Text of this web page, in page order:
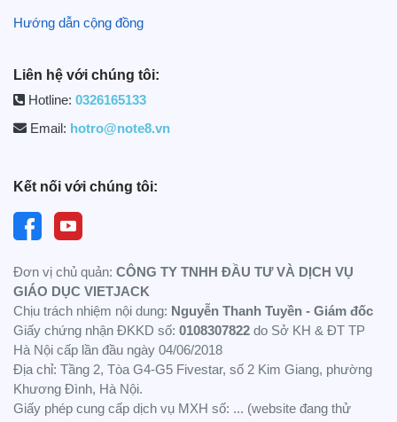
Hướng dẫn cộng đồng
Liên hệ với chúng tôi:
Hotline: 0326165133
Email: hotro@note8.vn
Kết nối với chúng tôi:
Đơn vị chủ quản: CÔNG TY TNHH ĐẦU TƯ VÀ DỊCH VỤ
GIÁO DỤC VIETJACK
Chịu trách nhiệm nội dung: Nguyễn Thanh Tuyền - Giám đốc
Giấy chứng nhận ĐKKD số: 0108307822 do Sở KH & ĐT TP
Hà Nội cấp lần đầu ngày 04/06/2018
Địa chỉ: Tầng 2, Tòa G4-G5 Fivestar, số 2 Kim Giang, phường
Khương Đình, Hà Nội.
Giấy phép cung cấp dịch vụ MXH số: ... (website đang thử